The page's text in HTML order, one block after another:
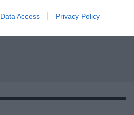
Data Access Privacy Policy